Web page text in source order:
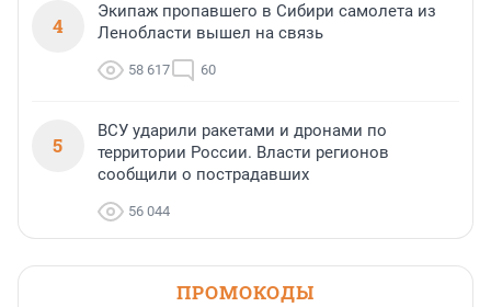
4
Экипаж пропавшего в Сибири самолета из
Ленобласти вышел на связь
58 617 60
5
ВСУ ударили ракетами и дронами по
территории России. Власти регионов
сообщили о пострадавших
56 044
ПРОМОКОДЫ